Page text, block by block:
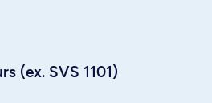
(ex. SVS 1101)